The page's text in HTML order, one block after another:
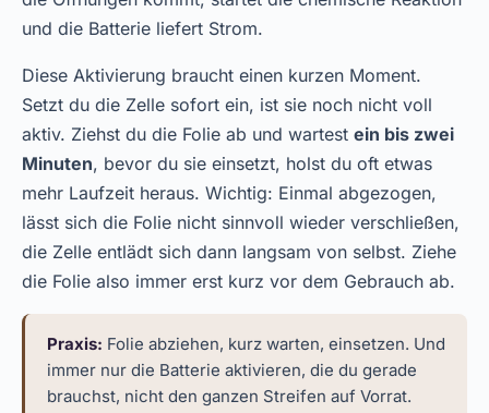
und die Batterie liefert Strom.
Diese Aktivierung braucht einen kurzen Moment.
Setzt du die Zelle sofort ein, ist sie noch nicht voll
aktiv. Ziehst du die Folie ab und wartest ein bis zwei
Minuten, bevor du sie einsetzt, holst du oft etwas
mehr Laufzeit heraus. Wichtig: Einmal abgezogen,
lässt sich die Folie nicht sinnvoll wieder verschließen,
die Zelle entlädt sich dann langsam von selbst. Ziehe
die Folie also immer erst kurz vor dem Gebrauch ab.
Praxis: Folie abziehen, kurz warten, einsetzen. Und
immer nur die Batterie aktivieren, die du gerade
brauchst, nicht den ganzen Streifen auf Vorrat.